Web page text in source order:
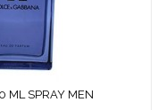
ML SPRAY MEN